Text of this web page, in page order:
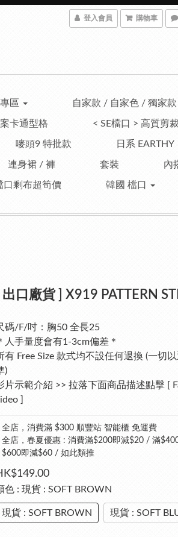
登入會員 購物車
區 自家款 / 自家色 / 獨家款
卡通型格 < SE檔口 > 高質剪
嘜頭9 特批款 日系 EARTHY
連身裙 / 褲 套裝 內
口剩布超筍價 韓國 檔口
[ 出口廠貨 ] X919 PATTERN
碼/F/吋：胸50 全長25
人手量度會有1-3cm偏差＊
有 Free Size 款式均不設任何退換 (一切
)
片示範介紹 >> 拉落下面商品描述點擊 [
]
全店，消費滿 $300 順豐站 智能櫃 免運費
全店，春夏優惠 : 消費滿$200即減$20 / 滿
$600即減$60 / 如此類推
色 : 現貨 : SOFT BROWN
現貨 : SOFT BROWN 現貨 : SOFT